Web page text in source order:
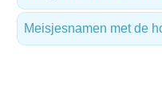
Meisjesnamen met de